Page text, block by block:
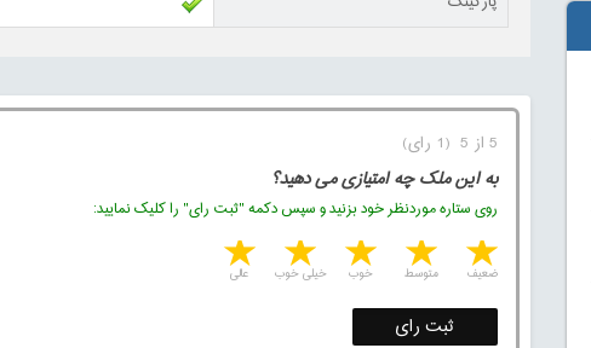
5 از 5 (1 رای)
به این ملک چه امتیازی می دهید؟
روی ستاره موردنظر خود بزنید و سپس دکمه "ثبت رای" را کلیک نمایید:
4 stars 3 stars 2 stars 1 star عالی خیلی خوب خوب متوسط ضعیف
ثبت رای